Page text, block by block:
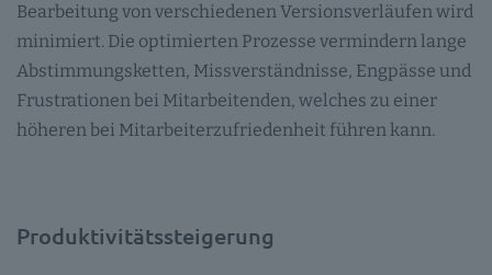
Bearbeitung von verschiedenen Versionsverläufen wird
minimiert. Die optimierten Prozesse vermindern lange
Abstimmungsketten, Missverständnisse, Engpässe und
Frustrationen bei Mitarbeitenden, welches zu einer
höheren bei Mitarbeiterzufriedenheit führen kann.
Produktivitätssteigerung